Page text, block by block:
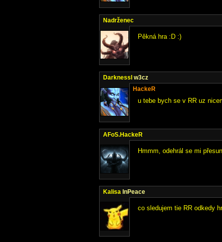
Nadrženec
Pěkná hra :D :)
DarknessI w3cz
HackeR
u tebe bych se v RR uz
AFoS.HackeR
Hmmm, odehrál se mi
Kalisa InPeace
co sledujem tie RR odkedy